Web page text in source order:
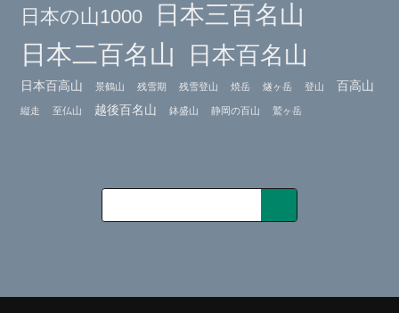
日本の山1000 日本三百名山
日本二百名山 日本百名山
日本百高山 景鶴山 残雪期 残雪登山 焼岳 燧ヶ岳 登山 百高山
縦走 至仏山 越後百名山 鉢盛山 静岡の百山 鷲ヶ岳